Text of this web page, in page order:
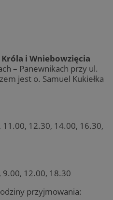
i Wniebowzięcia
– Panewnikach przy ul.
jest o. Samuel Kukiełka
12.30, 14.00, 16.30,
9.00, 12.00, 18.30
przyjmowania: